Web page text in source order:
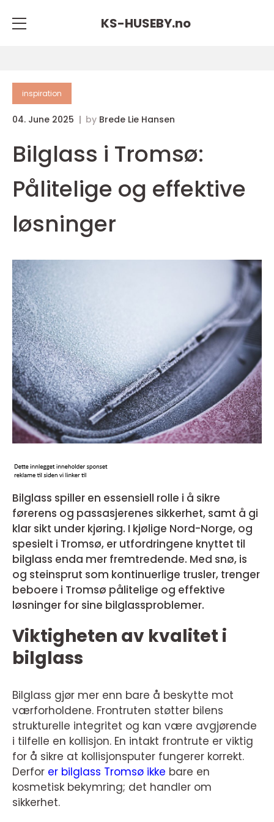
KS-HUSEBY.no
inspiration
04. June 2025 by Brede Lie Hansen
Bilglass i Tromsø:
Pålitelige og effektive
løsninger
Bilglass spiller en essensiell rolle i å sikre
førerens og passasjerenes sikkerhet, samt å gi
klar sikt under kjøring. I kjølige Nord-Norge, og
spesielt i Tromsø, er utfordringene knyttet til
bilglass enda mer fremtredende. Med snø, is
og steinsprut som kontinuerlige trusler, trenger
beboere i Tromsø pålitelige og effektive
løsninger for sine bilglassproblemer.
Viktigheten av kvalitet i
bilglass
Bilglass gjør mer enn bare å beskytte mot
værforholdene. Frontruten støtter bilens
strukturelle integritet og kan være avgjørende
i tilfelle en kollisjon. En intakt frontrute er viktig
for å sikre at kollisjonsputer fungerer korrekt.
Derfor er bilglass Tromsø ikke bare en
kosmetisk bekymring; det handler om
sikkerhet.